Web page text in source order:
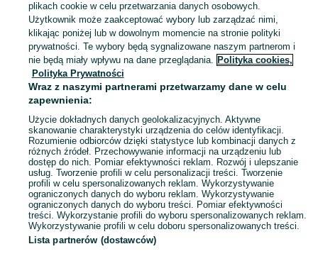
Zobacz
Mapa kategorii
Mapa miejscowości
Mapa ministron
Popularne wyszukiwania
plikach cookie w celu przetwarzania danych osobowych.
Użytkownik może zaakceptować wybory lub zarządzać nimi,
klikając poniżej lub w dowolnym momencie na stronie polityki
prywatności. Te wybory będą sygnalizowane naszym partnerom i
nie będą miały wpływu na dane przeglądania. Polityka cookies,
Polityka Prywatności
Wraz z naszymi partnerami przetwarzamy dane w celu
zapewnienia:
Użycie dokładnych danych geolokalizacyjnych. Aktywne
skanowanie charakterystyki urządzenia do celów identyfikacji.
Rozumienie odbiorców dzięki statystyce lub kombinacji danych z
różnych źródeł. Przechowywanie informacji na urządzeniu lub
dostęp do nich. Pomiar efektywności reklam. Rozwój i ulepszanie
usług. Tworzenie profili w celu personalizacji treści. Tworzenie
profili w celu spersonalizowanych reklam. Wykorzystywanie
ograniczonych danych do wyboru reklam. Wykorzystywanie
ograniczonych danych do wyboru treści. Pomiar efektywności
treści. Wykorzystanie profili do wyboru spersonalizowanych reklam.
Wykorzystywanie profili w celu doboru spersonalizowanych treści.
Lista partnerów (dostawców)